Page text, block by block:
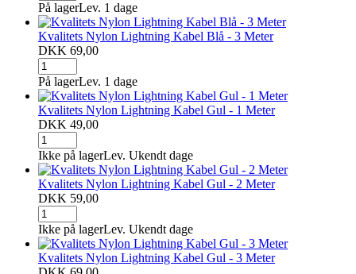
På lagerLev. 1 dage
Kvalitets Nylon Lightning Kabel Blå - 3 Meter
DKK 69,00
På lagerLev. 1 dage
Kvalitets Nylon Lightning Kabel Gul - 1 Meter
DKK 49,00
Ikke på lagerLev. Ukendt dage
Kvalitets Nylon Lightning Kabel Gul - 2 Meter
DKK 59,00
Ikke på lagerLev. Ukendt dage
Kvalitets Nylon Lightning Kabel Gul - 3 Meter